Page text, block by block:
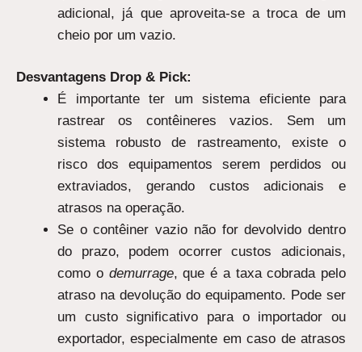
adicional, já que aproveita-se a troca de um
cheio por um vazio.
Desvantagens Drop & Pick:
É importante ter um sistema eficiente para
rastrear os contêineres vazios. Sem um
sistema robusto de rastreamento, existe o
risco dos equipamentos serem perdidos ou
extraviados, gerando custos adicionais e
atrasos na operação.
Se o contêiner vazio não for devolvido dentro
do prazo, podem ocorrer custos adicionais,
como o demurrage, que é a taxa cobrada pelo
atraso na devolução do equipamento. Pode ser
um custo significativo para o importador ou
exportador, especialmente em caso de atrasos